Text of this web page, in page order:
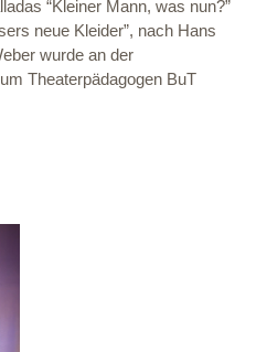
“Kleiner Mann, was nun?”
neue Kleider”, nach Hans
wurde an der
Theaterpädagogen BuT